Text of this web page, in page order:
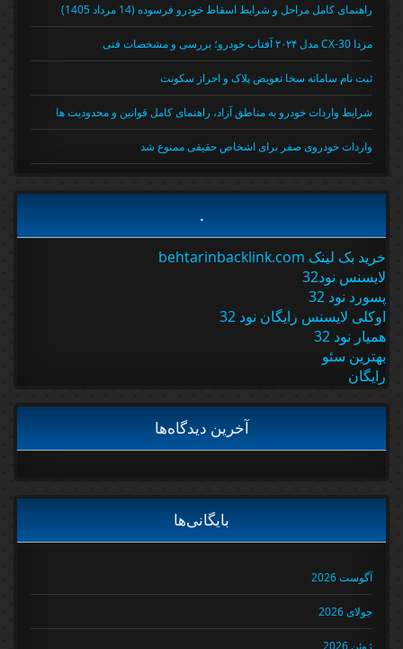
راهنمای کامل مراحل و شرایط اسقاط خودرو فرسوده (14 مرداد 1405)
مزدا CX-30 مدل ۲۰۲۴ آفتاب خودرو؛ بررسی و مشخصات فنی
ثبت نام سامانه سخا تعویض پلاک و احراز سکونت
شرایط واردات خودرو به مناطق آزاد، راهنمای کامل قوانین و محدودیت ها
واردات خودروی صفر برای اشخاص حقیقی ممنوع شد
خرید بک لینک behtarinbacklink.com
لایسنس نود32
پسورد نود 32
اوکلی لایسنس رایگان نود 32
همیار نود 32
بهترین سئو
رایگان
آخرین دیدگاه‌ها
بایگانی‌ها
آگوست 2026
جولای 2026
ژوئن 2026